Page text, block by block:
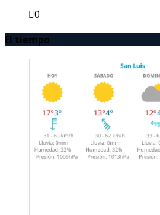
0
El tiempo